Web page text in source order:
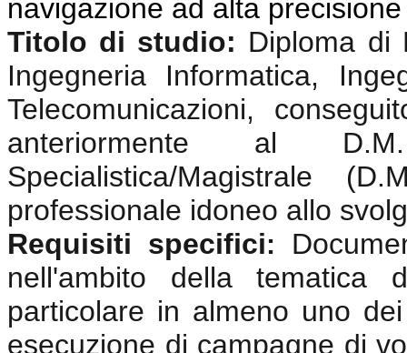
navigazione ad alta
Titolo di studio: Diploma di
Ingegneria Informatica,
Telecomunicazioni,
anteriormente al
Specialistica/Magistrale
professionale idoneo allo
Requisiti specifici:
nell'ambito della
particolare in almeno uno
esecuzione di campagne di